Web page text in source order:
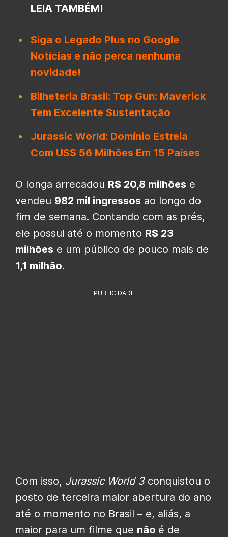
LEIA TAMBÉM!
Siga o Legado Plus no Google
Notícias e não perca nenhuma
novidade!
Bilheteria Brasil: Top Gun: Maverick
Tem Excelente Sustentação
Jurassic World: Domínio Estreia
Com US$ 56 Milhões Em 15 Países
O longa arrecadou R$ 20,8 milhões e
vendeu 982 mil ingressos ao longo do
fim de semana. Contando com as prés,
ele possui até o momento R$ 23
milhões e um público de pouco mais de
1,1 milhão.
PUBLICIDADE
Com isso, Jurassic World 3conquistou o
posto de terceira maior abertura do ano
até o momento no Brasil – e, aliás, a
maior para um filme que não é de